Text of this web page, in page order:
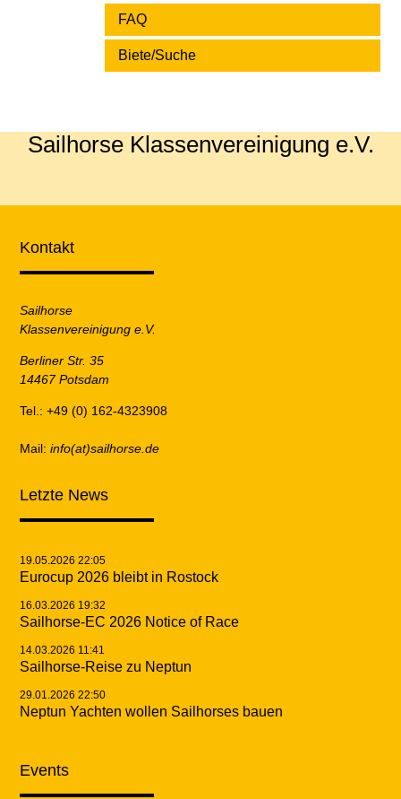
FAQ
Biete/Suche
Sailhorse Klassenvereinigung e.V.
Kontakt
Sailhorse
Klassenvereinigung e.V.
Berliner Str. 35
14467 Potsdam
Tel.: +49 (0) 162-4323908
Mail:info(at)sailhorse.de
Letzte News
19.05.2026 22:05
Eurocup 2026 bleibt in Rostock
16.03.2026 19:32
Sailhorse-EC 2026 Notice of Race
14.03.2026 11:41
Sailhorse-Reise zu Neptun
29.01.2026 22:50
Neptun Yachten wollen Sailhorses bauen
Events